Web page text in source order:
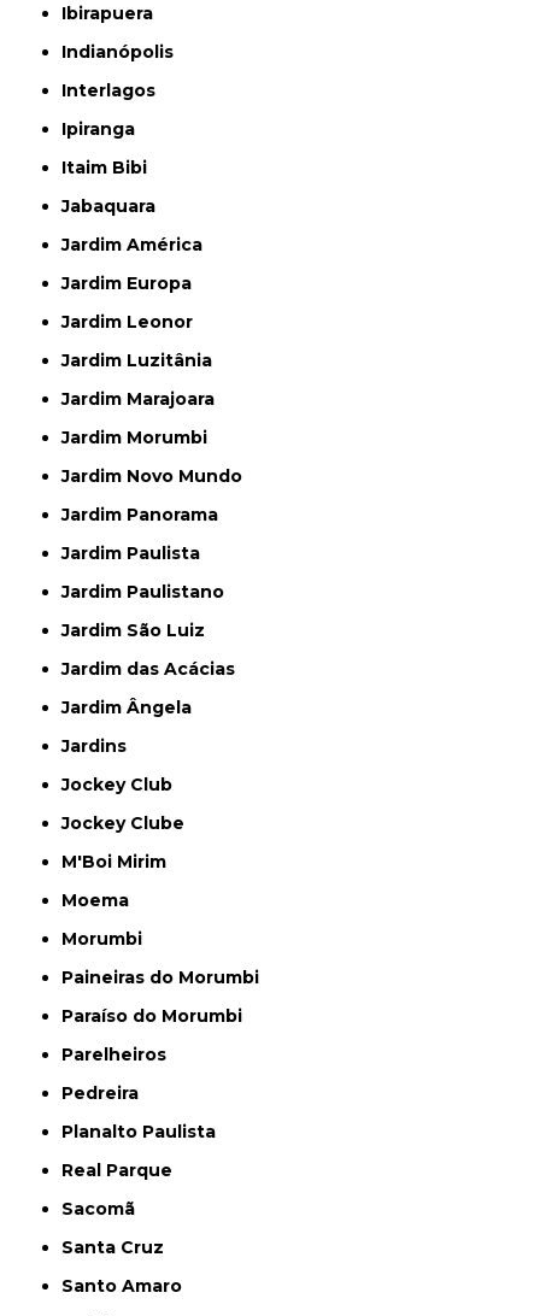
Ibirapuera
Indianópolis
Interlagos
Ipiranga
Itaim Bibi
Jabaquara
Jardim América
Jardim Europa
Jardim Leonor
Jardim Luzitânia
Jardim Marajoara
Jardim Morumbi
Jardim Novo Mundo
Jardim Panorama
Jardim Paulista
Jardim Paulistano
Jardim São Luiz
Jardim das Acácias
Jardim Ângela
Jardins
Jockey Club
Jockey Clube
M'Boi Mirim
Moema
Morumbi
Paineiras do Morumbi
Paraíso do Morumbi
Parelheiros
Pedreira
Planalto Paulista
Real Parque
Sacomã
Santa Cruz
Santo Amaro